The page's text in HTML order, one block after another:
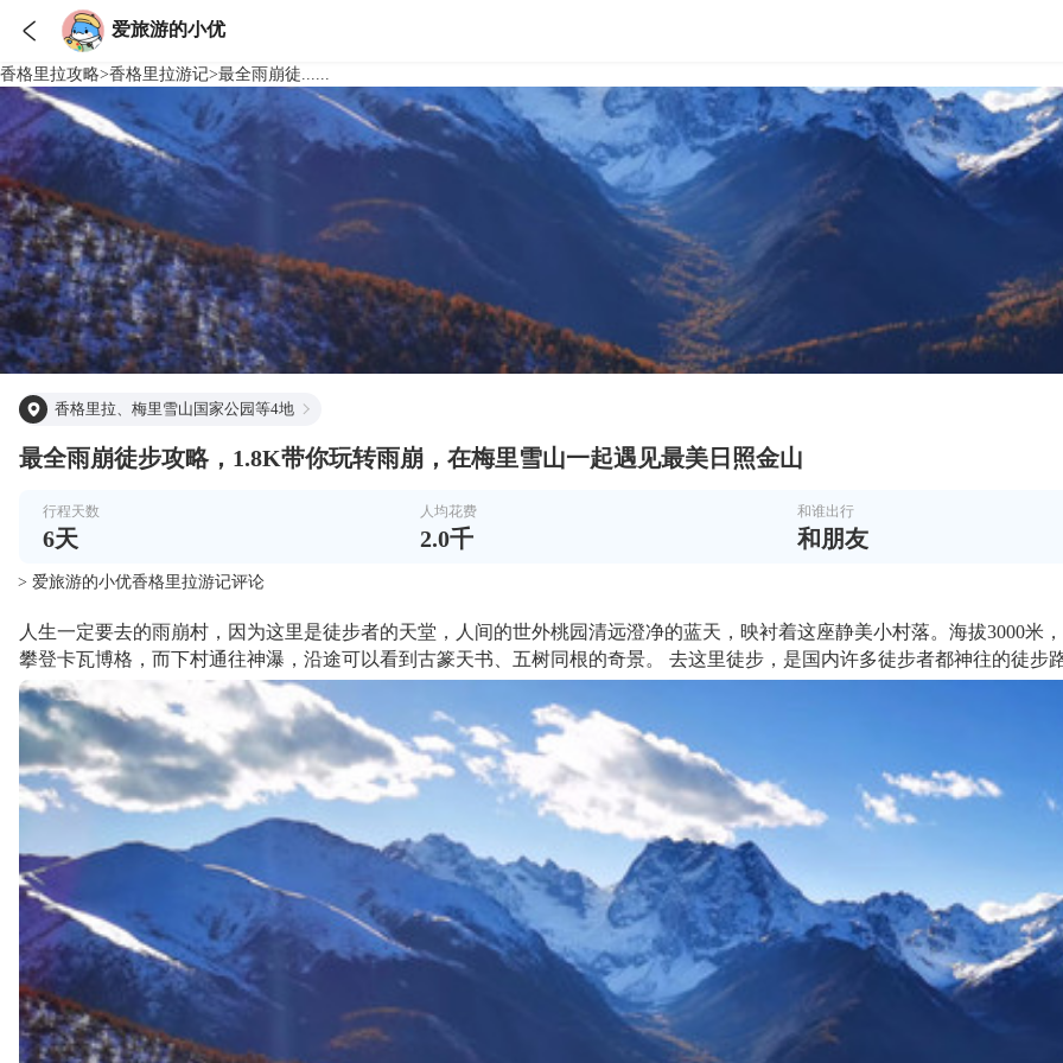
 爱旅游的小优
香格里拉攻略>香格里拉游记>最全雨崩徒......
香格里拉、梅里雪山国家公园等4地
最全雨崩徒步攻略，1.8K带你玩转雨崩，在梅里雪山一起遇见最美日照金山
行程天数
6天
人均花费
2.0千
和谁出行
和朋友
> 爱旅游的小优香格里拉游记评论
人生一定要去的雨崩村，因为这里是徒步者的天堂，人间的世外桃园清远澄净的蓝天，映衬着这座静美小村落。海拔3000
攀登卡瓦博格，而下村通往神瀑，沿途可以看到古篆天书、五树同根的奇景。 去这里徒步，是国内许多徒步者都神往的徒步